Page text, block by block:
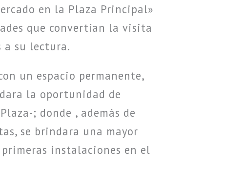
en la Plaza Principal»
que convertían la visita
a su lectura.
un espacio permanente,
la oportunidad de
; donde , además de
se brindara una mayor
instalaciones en el